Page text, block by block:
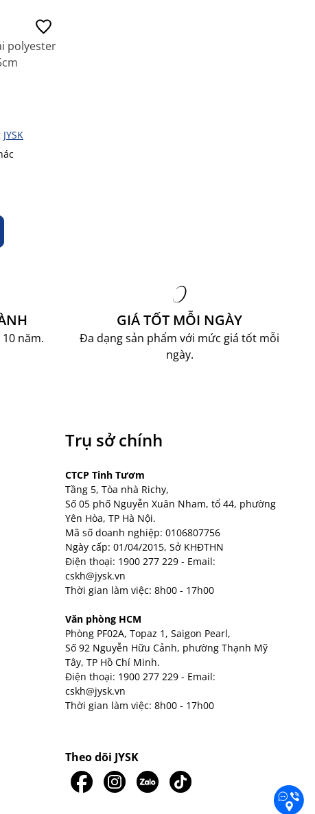
polyester
năm.
GIÁ TỐT MỖI NGÀY
Đa dạng sản phẩm với mức giá tốt mỗi
ngày.
Trụ sở chính
CTCP Tinh Tươm
Tầng 5, Tòa nhà Richy,
Số 05 phố Nguyễn Xuân Nham, tổ 44, phường
Yên Hòa, TP Hà Nội.
Mã số doanh nghiệp: 0106807756
Ngày cấp: 01/04/2015, Sở KHĐTHN
Điện thoại: 1900 277 229- Email:
cskh@jysk.vn
Thời gian làm việc: 8h00 - 17h00
Văn phòng HCM
Phòng PF02A, Topaz 1, Saigon Pearl,
Số 92 Nguyễn Hữu Cảnh, phường Thạnh Mỹ
Tây, TP Hồ Chí Minh.
Điện thoại: 1900 277 229- Email:
cskh@jysk.vn
Thời gian làm việc: 8h00 - 17h00
Theo dõi JYSK